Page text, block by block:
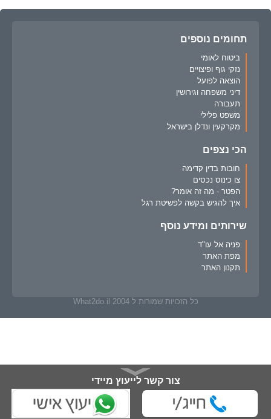
תחומים נוספים
ביטוח לאומי
נזקי גוף ופיצויים
הוצאה לפועל
דיני משפחה וגירושין
תעבורה
משפט פלילי
מקרקעין ונדלן בישראל
הכי נצפים
חובות בדין קדימה
צו כינוס נכסים
הפטר - מה זה אומר?
איך להגיש בקשה לפשיטת רגל
שירותים ומידע נוסף
פניה אל עו"ד
מפת האתר
תקנון האתר
כל הזכויות שמורות ל What2do.il 2004
צור קשר לייעוץ מיידי